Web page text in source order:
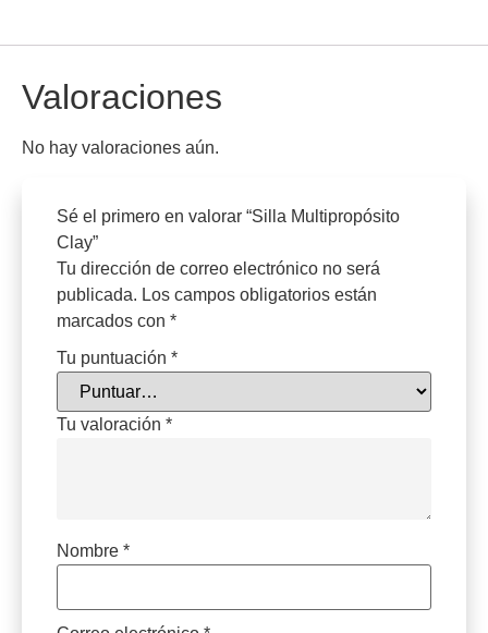
Valoraciones
No hay valoraciones aún.
Sé el primero en valorar “Silla Multipropósito
Clay”
Tu dirección de correo electrónico no será
publicada. Los campos obligatorios están
marcados con *
Tu puntuación *
Tu valoración *
Nombre *